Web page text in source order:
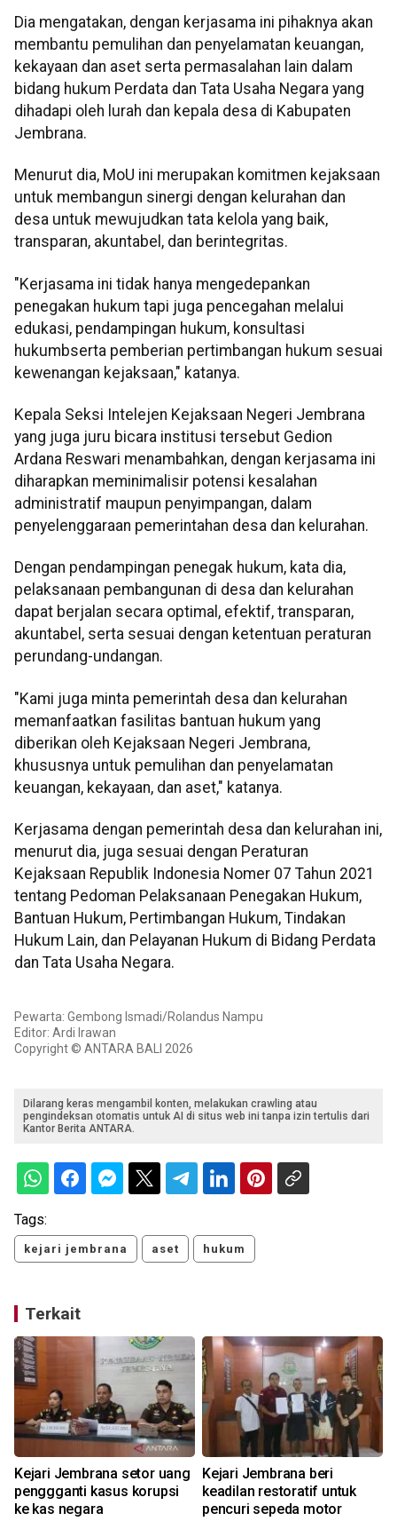
Dia mengatakan, dengan kerjasama ini pihaknya akan
membantu pemulihan dan penyelamatan keuangan,
kekayaan dan aset serta permasalahan lain dalam
bidang hukum Perdata dan Tata Usaha Negara yang
dihadapi oleh lurah dan kepala desa di Kabupaten
Jembrana.
Menurut dia, MoU ini merupakan komitmen kejaksaan
untuk membangun sinergi dengan kelurahan dan
desa untuk mewujudkan tata kelola yang baik,
transparan, akuntabel, dan berintegritas.
"Kerjasama ini tidak hanya mengedepankan
penegakan hukum tapi juga pencegahan melalui
edukasi, pendampingan hukum, konsultasi
hukumbserta pemberian pertimbangan hukum sesuai
kewenangan kejaksaan," katanya.
Kepala Seksi Intelejen Kejaksaan Negeri Jembrana
yang juga juru bicara institusi tersebut Gedion
Ardana Reswari menambahkan, dengan kerjasama ini
diharapkan meminimalisir potensi kesalahan
administratif maupun penyimpangan, dalam
penyelenggaraan pemerintahan desa dan kelurahan.
Dengan pendampingan penegak hukum, kata dia,
pelaksanaan pembangunan di desa dan kelurahan
dapat berjalan secara optimal, efektif, transparan,
akuntabel, serta sesuai dengan ketentuan peraturan
perundang-undangan.
"Kami juga minta pemerintah desa dan kelurahan
memanfaatkan fasilitas bantuan hukum yang
diberikan oleh Kejaksaan Negeri Jembrana,
khususnya untuk pemulihan dan penyelamatan
keuangan, kekayaan, dan aset," katanya.
Kerjasama dengan pemerintah desa dan kelurahan ini,
menurut dia, juga sesuai dengan Peraturan
Kejaksaan Republik Indonesia Nomer 07 Tahun 2021
tentang Pedoman Pelaksanaan Penegakan Hukum,
Bantuan Hukum, Pertimbangan Hukum, Tindakan
Hukum Lain, dan Pelayanan Hukum di Bidang Perdata
dan Tata Usaha Negara.
Pewarta: Gembong Ismadi/Rolandus Nampu
Editor: Ardi Irawan
Copyright © ANTARA BALI 2026
Dilarang keras mengambil konten, melakukan crawling atau
pengindeksan otomatis untuk AI di situs web ini tanpa izin tertulis dari
Kantor Berita ANTARA.
Tags:
kejari jembrana aset hukum
Terkait
Kejari Jembrana setor uang
penggganti kasus korupsi
ke kas negara
Kejari Jembrana beri
keadilan restoratif untuk
pencuri sepeda motor